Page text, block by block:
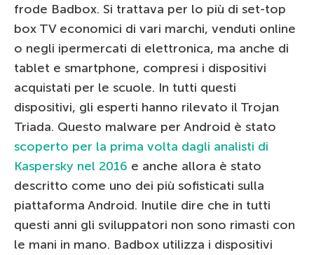
frode Badbox. Si trattava per lo più di set-top
box TV economici di vari marchi, venduti online
o negli ipermercati di elettronica, ma anche di
tablet e smartphone, compresi i dispositivi
acquistati per le scuole. In tutti questi
dispositivi, gli esperti hanno rilevato il Trojan
Triada. Questo malware per Android è stato
scoperto per la prima volta dagli analisti di
Kaspersky nel 2016 e anche allora è stato
descritto come uno dei più sofisticati sulla
piattaforma Android. Inutile dire che in tutti
questi anni gli sviluppatori non sono rimasti con
le mani in mano. Badbox utilizza i dispositivi